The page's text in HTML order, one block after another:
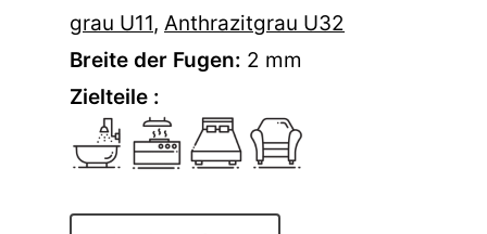
grau U11, Anthrazitgrau U32
Breite der Fugen: 2 mm
Zielteile :